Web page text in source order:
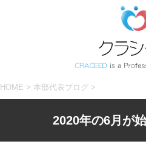
HOME > 本部代表ブログ >
2020年の6月が